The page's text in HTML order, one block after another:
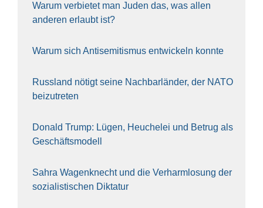
War­um ver­bie­tet man Juden das, was allen
ande­ren erlaubt ist?
War­um sich Anti­se­mi­tis­mus ent­wi­ckeln konn­te
Russ­land nötigt sei­ne Nach­bar­län­der, der NATO
bei­zu­tre­ten
Donald Trump: Lügen, Heu­che­lei und Betrug als
Geschäfts­mo­dell
Sahra Wagen­knecht und die Ver­harm­lo­sung der
sozia­lis­ti­schen Dik­ta­tur